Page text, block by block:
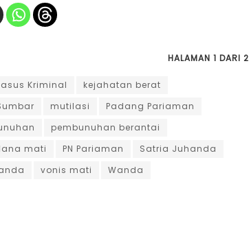
HALAMAN 1 DARI 2
Kriminal
kejahatan berat
mutilasi
Padang Pariaman
pembunuhan berantai
mati PN Pariaman
Satria Juhanda
vonis mati Wanda